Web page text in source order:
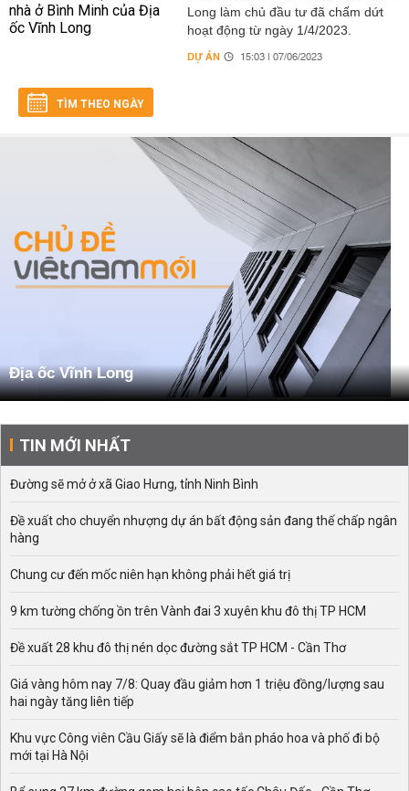
Long làm chủ đầu tư đã chấm dứt
hoạt động từ ngày 1/4/2023.
DỰ ÁN 15:03 | 07/06/2023
TÌM THEO NGÀY
Địa ốc Vĩnh Long
TIN MỚI NHẤT
Đường sẽ mở ở xã Giao Hưng, tỉnh Ninh Bình
Đề xuất cho chuyển nhượng dự án bất động sản đang thế chấp ngân
hàng
Chung cư đến mốc niên hạn không phải hết giá trị
9 km tường chống ồn trên Vành đai 3 xuyên khu đô thị TP HCM
Đề xuất 28 khu đô thị nén dọc đường sắt TP HCM - Cần Thơ
Giá vàng hôm nay 7/8: Quay đầu giảm hơn 1 triệu đồng/lượng sau
hai ngày tăng liên tiếp
Khu vực Công viên Cầu Giấy sẽ là điểm bắn pháo hoa và phố đi bộ
mới tại Hà Nội